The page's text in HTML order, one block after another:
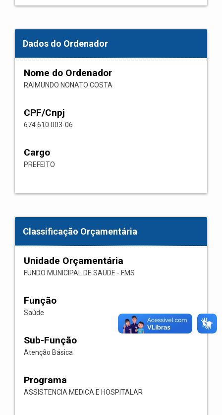
Dados do Ordenador
Nome do Ordenador
RAIMUNDO NONATO COSTA
CPF/Cnpj
674.610.003-06
Cargo
PREFEITO
Classificação Orçamentária
Unidade Orçamentária
FUNDO MUNICIPAL DE SAUDE - FMS
Função
Saúde
Sub-Função
Atenção Básica
Programa
ASSISTENCIA MEDICA E HOSPITALAR